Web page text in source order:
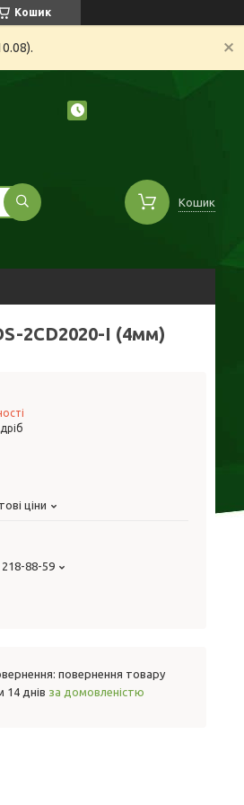
Кошик
Кошик
2CD2020-I (4мм)
ціни
218-88-59
повернення товару
14 днів за домовленістю